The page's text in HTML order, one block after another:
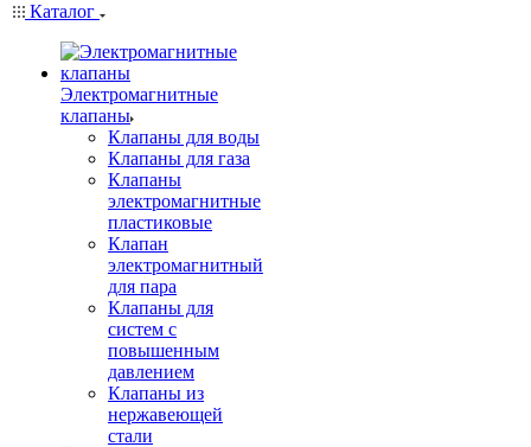
Каталог
Электромагнитные
клапаны
Клапаны для воды
Клапаны для газа
Клапаны
электромагнитные
пластиковые
Клапан
электромагнитный
для пара
Клапаны для
систем с
повышенным
давлением
Клапаны из
нержавеющей
стали